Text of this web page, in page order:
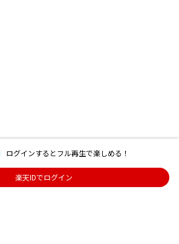
ログインするとフル再生で楽しめる！
楽天IDでログイン